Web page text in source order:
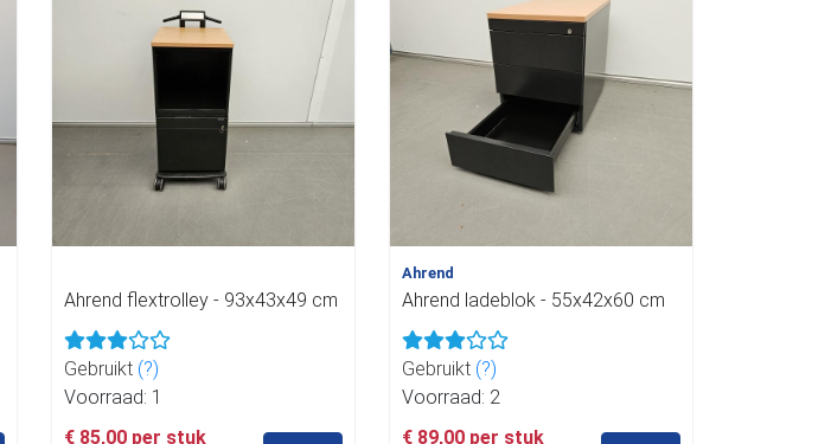
Ahrend flextrolley - 93x43x49 cm
Gebruikt (?)
Voorraad: 1
€ 85,00 per stuk
Ahrend
Ahrend ladeblok - 55x42x60 cm
Gebruikt (?)
Voorraad: 2
€ 89,00 per stuk